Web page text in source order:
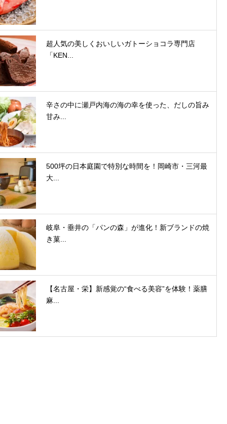
超人気の美しくおいしいガトーショコラ専門店
「KEN...
辛さの中に瀬戸内海の海の幸を使った、だしの旨み
甘み...
500坪の日本庭園で特別な時間を！岡崎市・三河最
大...
岐阜・垂井の「パンの森」が進化！新ブランドの焼
き菓...
【名古屋・栄】新感覚の“食べる美容”を体験！薬膳
麻...